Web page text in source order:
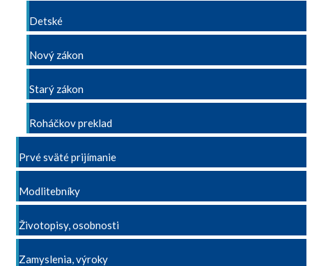
Detské
Nový zákon
Starý zákon
Roháčkov preklad
Prvé sväté prijímanie
Modlitebníky
Životopisy, osobnosti
Zamyslenia, výroky